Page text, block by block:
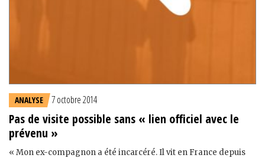
ANALYSE 7 octobre 2014
Pas de visite possible sans « lien officiel avec le
prévenu »
« Mon ex-compagnon a été incarcéré. Il vit en France depuis